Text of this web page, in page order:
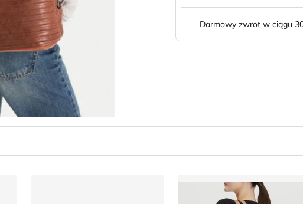
Darmowy zwrot w ciągu
Plecak jesienny DeeZee